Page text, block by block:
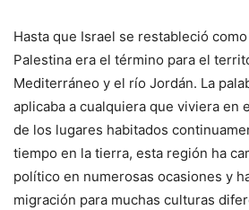
Hasta que Israel se restableció
Palestina era el término para el
Mediterráneo y el río Jordán. La
aplicaba a cualquiera que viviera en
de los lugares habitados
tiempo en la tierra, esta región ha
político en numerosas ocasiones y
migración para muchas culturas